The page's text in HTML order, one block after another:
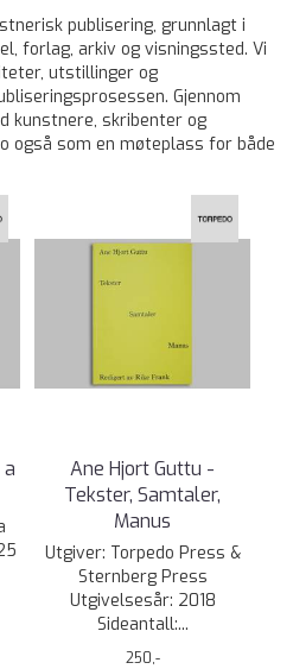
publisering, grunnlagt i
forlag, arkiv og visningssted. Vi
utstillinger og
Gjennom
kunstnere, skribenter og
også som en møteplass for både
Ane Hjort Guttu -
Tekster, Samtaler,
Manus
Utgiver: Torpedo Press &
Sternberg Press
Utgivelsesår: 2018
Sideantall:...
250,-